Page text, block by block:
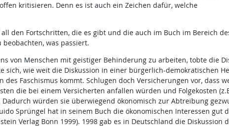
kritisieren. Denn es ist auch ein Zeichen dafür, welche
den Fortschritten, die es gibt und die auch im Buch im Bereich
was passiert.
von Menschen mit geistiger Behinderung zu arbeiten, tobte die
sich, wie weit die Diskussion in einer bürgerlich-demokratischen
Faschismus kommt. Schlugen doch Versicherungen vor, dass
die bei einem Versicherten anfallen würden und Folgekosten
würden sie überwiegend ökonomisch zur Abtreibung
Sprüngel hat in seinem Buch die ökonomischen Interessen gut
Verlag Bonn 1999). 1998 gab es in Deutschland die Diskussion